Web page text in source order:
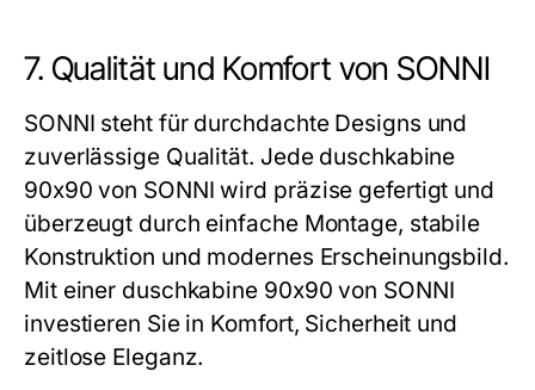
7. Qualität und Komfort von SONNI
SONNI steht für durchdachte Designs und
zuverlässige Qualität. Jede duschkabine
90x90 von SONNI wird präzise gefertigt und
überzeugt durch einfache Montage, stabile
Konstruktion und modernes Erscheinungsbild.
Mit einer duschkabine 90x90 von SONNI
investieren Sie in Komfort, Sicherheit und
zeitlose Eleganz.